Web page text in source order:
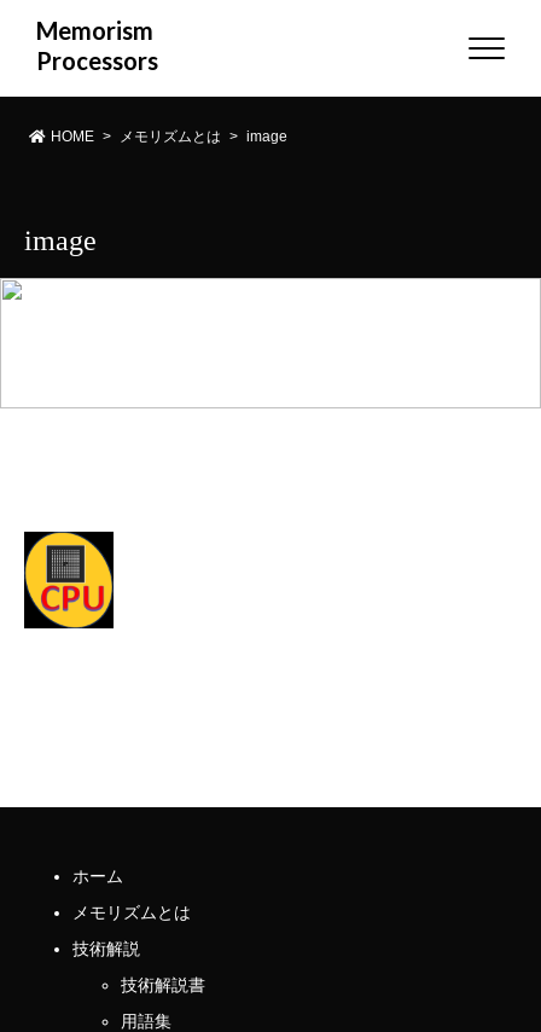
Memorism
Processors
HOME > メモリズムとは > image
image
ホーム
メモリズムとは
技術解説
技術解説書
用語集